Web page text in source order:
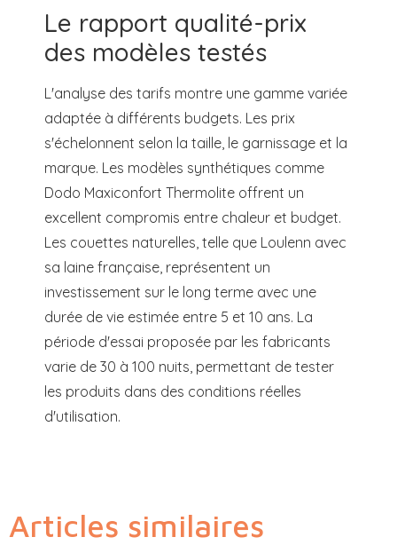
Le rapport qualité-prix
des modèles testés
L'analyse des tarifs montre une gamme variée
adaptée à différents budgets. Les prix
s'échelonnent selon la taille, le garnissage et la
marque. Les modèles synthétiques comme
Dodo Maxiconfort Thermolite offrent un
excellent compromis entre chaleur et budget.
Les couettes naturelles, telle que Loulenn avec
sa laine française, représentent un
investissement sur le long terme avec une
durée de vie estimée entre 5 et 10 ans. La
période d'essai proposée par les fabricants
varie de 30 à 100 nuits, permettant de tester
les produits dans des conditions réelles
d'utilisation.
Articles similaires